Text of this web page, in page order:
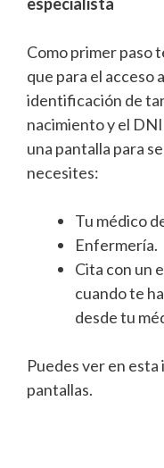
Como primer paso
que para el
identificación de
nacimiento y el
una pantalla para
necesites:
Tu médico
Enfermería.
Cita con un
cuando te
desde tu
Puedes ver en esta
pantallas.